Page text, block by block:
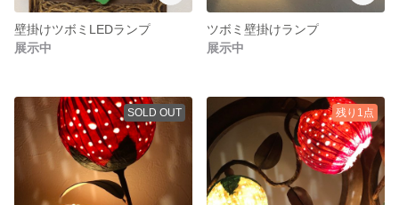
壁掛けツボミLEDランプ
展示中
ツボミ壁掛けランプ
展示中
SOLD OUT 残り1点